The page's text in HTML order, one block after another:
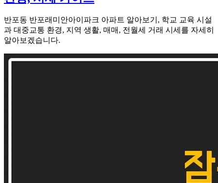
반포동 반포래미안아이파크 아파트 알아보기, 학교 교육 시설
과 대중교통 환경, 지역 생활, 매매, 전월세 거래 시세를 자세히
알아보겠습니다.